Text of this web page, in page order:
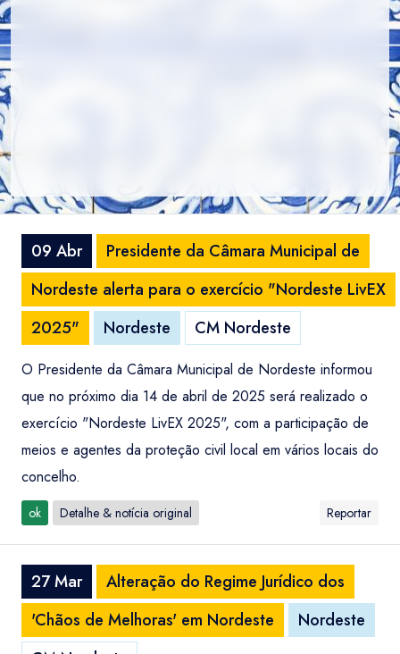
09 Abr
Presidente da Câmara Municipal de
Nordeste alerta para o exercício "Nordeste LivEX
2025"
Nordeste CM Nordeste
O Presidente da Câmara Municipal de Nordeste informou
que no próximo dia 14 de abril de 2025 será realizado o
exercício "Nordeste LivEX 2025", com a participação de
meios e agentes da proteção civil local em vários locais do
concelho.
ok Detalhe & notícia original Reportar
27 Mar
Alteração do Regime Jurídico dos
'Chãos de Melhoras' em Nordeste
Nordeste